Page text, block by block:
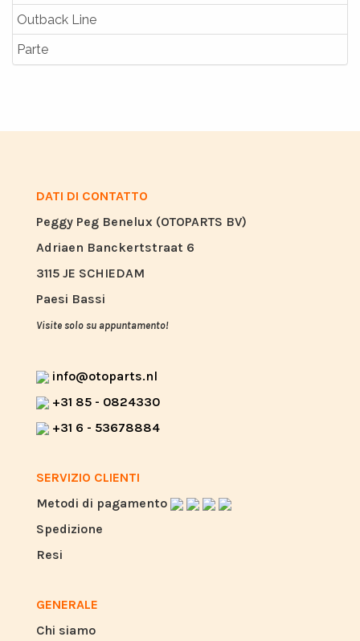
Outback Line
Parte
DATI DI CONTATTO
Peggy Peg Benelux (OTOPARTS BV)
Adriaen Banckertstraat 6
3115 JE SCHIEDAM
Paesi Bassi
Visite solo su appuntamento!
info@otoparts.nl
+31 85 - 0824330
+31 6 - 53678884
SERVIZIO CLIENTI
Metodi di pagamento
Spedizione
Resi
GENERALE
Chi siamo